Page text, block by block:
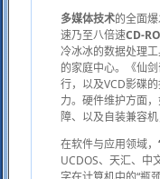
多媒体技术的全面
速乃至八倍速CD-
冷冰冰的数据处理
的家庭中心。《仙
行，以及VCD影碟
力。硬件维护方面
障、以及自装兼容
在软件与应用领域，
UCDOS、天汇、中